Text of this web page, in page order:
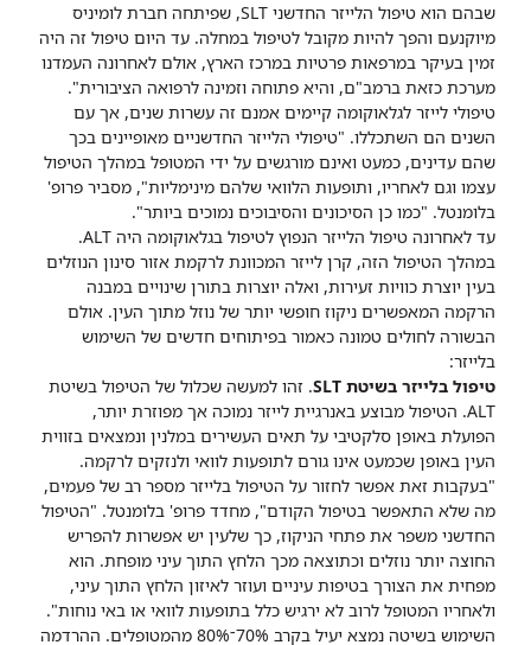
שבהם הוא טיפול הלייזר החדשני SLT, שפיתחה חברת לומיניס
מיוקנעם והפך להיות מקובל לטיפול במחלה. עד היום טיפול זה היה
זמין בעיקר במרפאות פרטיות במרכז הארץ, אולם לאחרונה העמדנו
מערכת כזאת ברמב"ם, והיא פתוחה וזמינה לרפואה הציבורית".
טיפולי לייזר לגלאוקומה קיימים אמנם זה עשרות שנים, אך עם
השנים הם השתכללו. "טיפולי הלייזר החדשניים מאופיינים בכך
שהם עדינים, כמעט ואינם מורגשים על ידי המטופל במהלך הטיפול
עצמו וגם לאחריו, ותופעות הלוואי שלהם מינימליות", מסביר פרופ'
בלומנטל. "כמו כן הסיכונים והסיבוכים נמוכים ביותר".
עד לאחרונה טיפול הלייזר הנפוץ לטיפול בגלאוקומה היה ALT.
במהלך הטיפול הזה, קרן לייזר המכוונת לרקמת אזור סינון הנוזלים
בעין יוצרת כוויות זעירות, ואלה יוצרות בתורן שינויים במבנה
הרקמה המאפשרים ניקוז חופשי יותר של נוזל מתוך העין. אולם
הבשורה לחולים טמונה כאמור בפיתוחים חדשים של השימוש
בלייזר:
טיפול בלייזר בשיטת SLT
. זהו למעשה שכלול של הטיפול בשיטת
ALT. הטיפול מבוצע באנרגיית לייזר נמוכה אך מפוזרת יותר,
הפועלת באופן סלקטיבי על תאים העשירים במלנין ונמצאים בזווית
העין באופן שכמעט אינו גורם לתופעות לוואי ולנזקים לרקמה.
"בעקבות זאת אפשר לחזור על הטיפול בלייזר מספר רב של פעמים,
מה שלא התאפשר בטיפול הקודם", מחדד פרופ' בלומנטל. "הטיפול
החדשני משפר את פתחי הניקוז, כך שלעין יש אפשרות להפריש
החוצה יותר נוזלים וכתוצאה מכך הלחץ התוך עיני מופחת. הוא
מפחית את הצורך בטיפות עיניים ועוזר לאיזון הלחץ התוך עיני,
ולאחריו המטופל לרוב לא ירגיש כלל בתופעות לוואי או באי נוחות".
השימוש בשיטה נמצא יעיל בקרב 70%־80% מהמטופלים. ההרדמה